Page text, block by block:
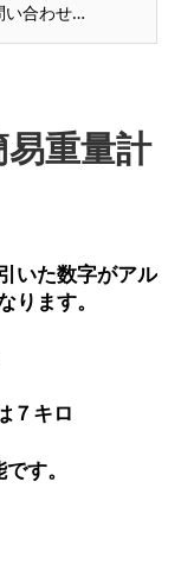
い合わせ…
重量計
いた数字がアル
ります。
７キロ
す。